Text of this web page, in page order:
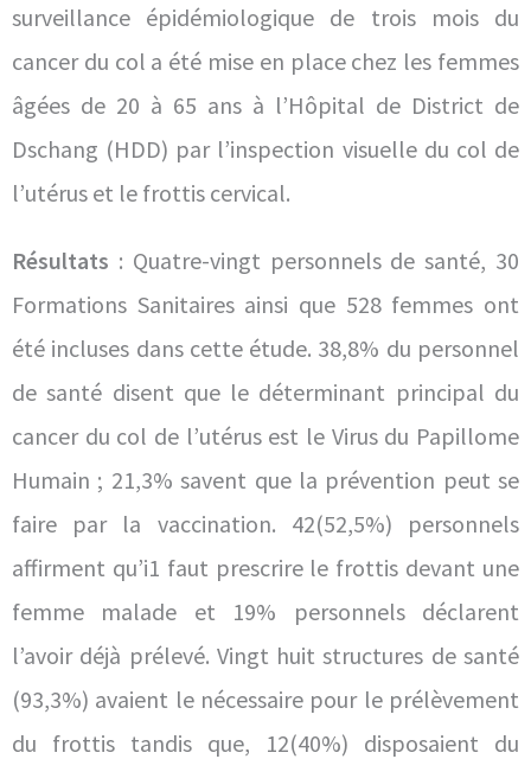
surveillance épidémiologique de trois mois du
cancer du col a été mise en place chez les femmes
âgées de 20 à 65 ans à l’Hôpital de District de
Dschang (HDD) par l’inspection visuelle du col de
l’utérus et le frottis cervical.
Résultats : Quatre-vingt personnels de santé, 30
Formations Sanitaires ainsi que 528 femmes ont
été incluses dans cette étude. 38,8% du personnel
de santé disent que le déterminant principal du
cancer du col de l’utérus est le Virus du Papillome
Humain ; 21,3% savent que la prévention peut se
faire par la vaccination. 42(52,5%) personnels
affirment qu’i1 faut prescrire le frottis devant une
femme malade et 19% personnels déclarent
l’avoir déjà prélevé. Vingt huit structures de santé
(93,3%) avaient le nécessaire pour le prélèvement
du frottis tandis que, 12(40%) disposaient du